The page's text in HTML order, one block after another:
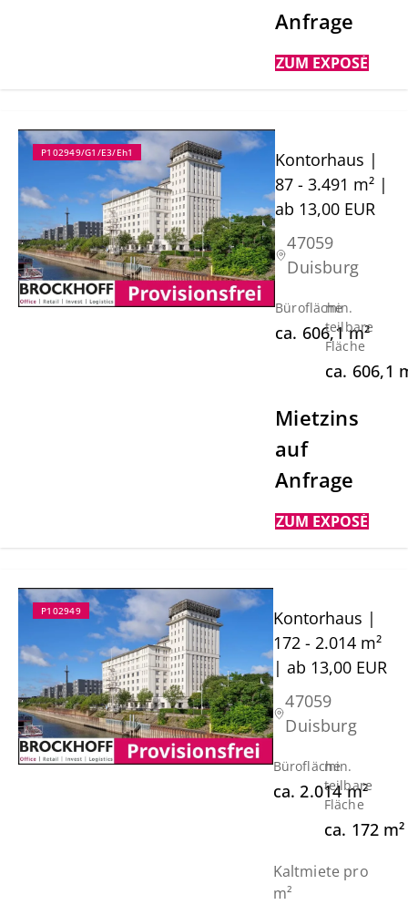
Anfrage
ZUM EXPOSÉ
P102949/G1/E3/Eh1
Kontorhaus |
87 - 3.491 m² |
ab 13,00 EUR
47059
Duisburg
Bürofläche
ca. 606,1 m²
min.
teilbare
Fläche
ca. 606,1
Mietzins
auf
Anfrage
ZUM EXPOSÉ
P102949
Kontorhaus |
172 - 2.014 m²
| ab 13,00 EUR
47059
Duisburg
Bürofläche
ca. 2.014 m²
min.
teilbare
Fläche
ca. 172 m²
Kaltmiete pro
m²